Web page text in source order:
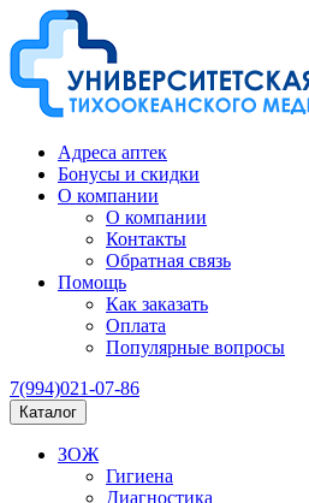
Адреса аптек
Бонусы и скидки
О компании
О компании
Контакты
Обратная связь
Помощь
Как заказать
Оплата
Популярные вопросы
7(994)021-07-86
Каталог
ЗОЖ
Гигиена
Диагностика